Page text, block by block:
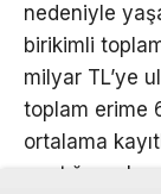
nedeniyle
birikimli
milyar TL’ye
toplam erime
ortalama
yaptığımız